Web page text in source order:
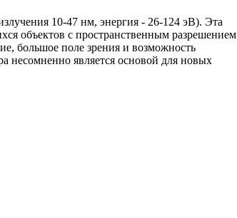
10-47 нм, энергия - 26-124 эВ). Эта
объектов с пространственным разрешением
большое поле зрения и возможность
несомненно является основой для новых